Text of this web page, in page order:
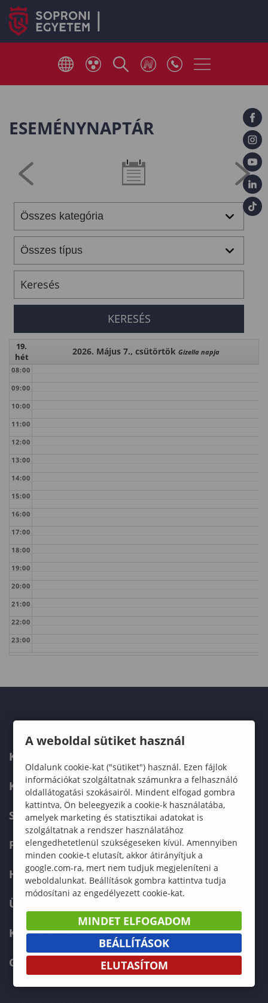
ESEMÉNYNAPTÁR
19.
hét
2026. Május 7., csütörtök Gizella napja
08:00
09:00
10:00
11:00
12:00
13:00
14:00
15:00
16:00
17:00
18:00
19:00
20:00
21:00
22:00
23:00
KAPCSOLAT
KÉPZÉSKERESŐ
SZERVEZETI FELÉPÍTÉS
FELVÉTELIZŐKNEK
HALLGATÓKNAK
ÜZLETI PARTNEREKNEK
KARRIER
GREEN UNIVERSITY
A weboldal sütiket használ
Oldalunk cookie-kat ("sütiket") használ. Ezen fájlok
információkat szolgáltatnak számunkra a felhasználó
oldallátogatási szokásairól. Mindent elfogad gombra
kattintva, Ön beleegyezik a cookie-k használatába,
amelyek marketing és statisztikai adatokat is
szolgáltatnak a rendszer használatához
elengedhetetlenül szükségeseken kívül. Amennyiben
minden cookie-t elutasít, akkor átirányítjuk a
google.com-ra, mert nem tudjuk megjeleníteni a
weboldalunkat. Beállítások gombra kattintva tudja
módosítani az engedélyezett cookie-kat.
MINDET ELFOGADOM
BEÁLLÍTÁSOK
ELUTASÍTOM